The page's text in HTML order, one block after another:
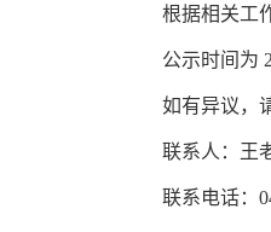
根据相关工
公示时间为
如有异议，
联系人：王
联系电话：